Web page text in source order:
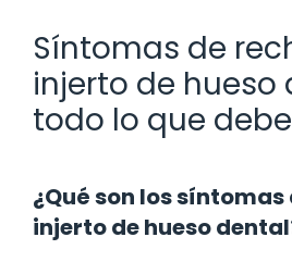
Síntomas de
injerto de hueso
todo lo que
¿Qué son los
injerto de hueso